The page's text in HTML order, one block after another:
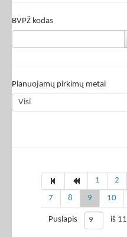
BVPŽ kodas
Planuojamų pirkimų metai
1 2
7
8 9 10
Puslapis iš 11